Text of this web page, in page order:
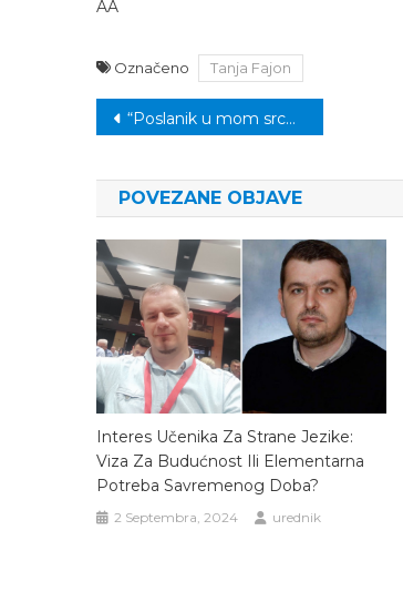
AA
Označeno Tanja Fajon
Navigacija
“Poslanik u mom srcu”: U subotu mevludska svečanost za ženski džemat
POVEZANE OBJAVE
Interes Učenika Za Strane Jezike:
Viza Za Budućnost Ili Elementarna
Potreba Savremenog Doba?
2 Septembra, 2024 urednik